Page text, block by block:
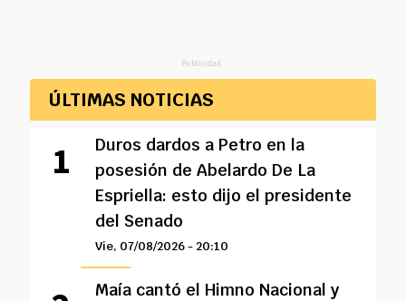
Publicidad
ÚLTIMAS NOTICIAS
Duros dardos a Petro en la
posesión de Abelardo De La
Espriella: esto dijo el presidente
del Senado
Vie, 07/08/2026 - 20:10
Maía cantó el Himno Nacional y